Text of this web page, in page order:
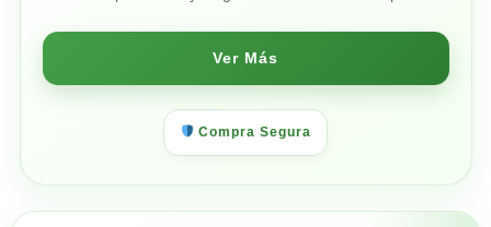
Ver Más
Compra Segura